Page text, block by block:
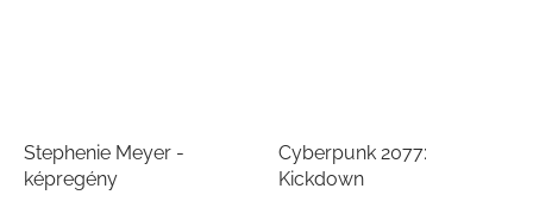
Stephenie Meyer -
képregény
Cyberpunk 2077:
Kickdown